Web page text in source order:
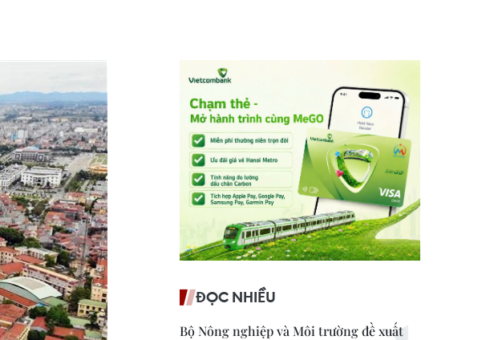
ĐỌC NHIỀU
Bộ Nông nghiệp và Môi trường đề xuất